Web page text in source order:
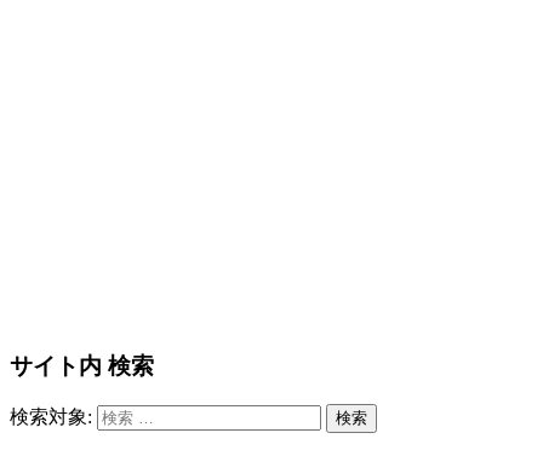
サイト内 検索
検索対象: 検索